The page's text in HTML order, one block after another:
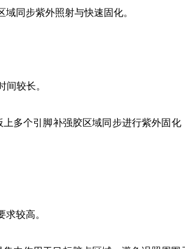
同步紫外照射与快速固化。
较长。
个引脚补强胶区域同步进行紫外固化
较高。